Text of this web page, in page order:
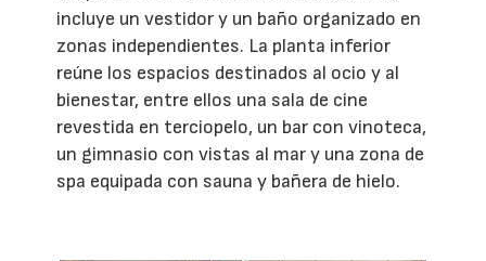
incluye un vestidor y un baño organizado en
zonas independientes. La planta inferior
reúne los espacios destinados al ocio y al
bienestar, entre ellos una sala de cine
revestida en terciopelo, un bar con vinoteca,
un gimnasio con vistas al mar y una zona de
spa equipada con sauna y bañera de hielo.